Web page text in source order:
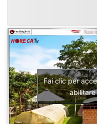
Fai clic per